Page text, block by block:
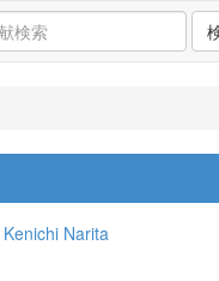
Kenichi Narita